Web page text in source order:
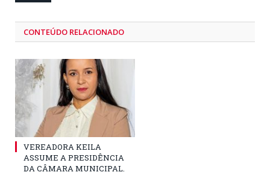
CONTEÚDO RELACIONADO
VEREADORA KEILA
ASSUME A PRESIDÊNCIA
DA CÂMARA MUNICIPAL.